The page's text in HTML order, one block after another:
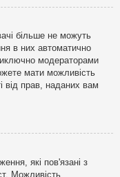
більше не можуть
в них автоматично
модераторами
мати можливість
від прав, наданих вам
які пов'язані з
Можливість